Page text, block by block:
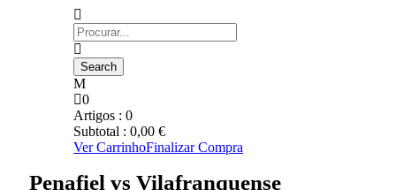
0
Artigos : 0
Subtotal : 0,00 €
Ver CarrinhoFinalizar Compra
Penafiel vs Vilafranquense